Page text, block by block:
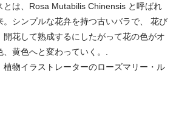
とは、Rosa Mutabilis Chinensis と呼ばれ
。シンプルな花弁を持つ古いバラで、 花び
開花して熟成するにしたがって花の色がオ
黄色へと変わっていく。.
植物イラストレーターのローズマリー・ル